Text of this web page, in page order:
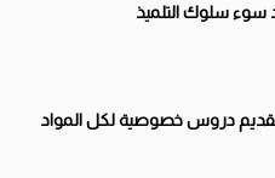
سوء سلوك التلميذ
دروس خصوصية لكل المواد